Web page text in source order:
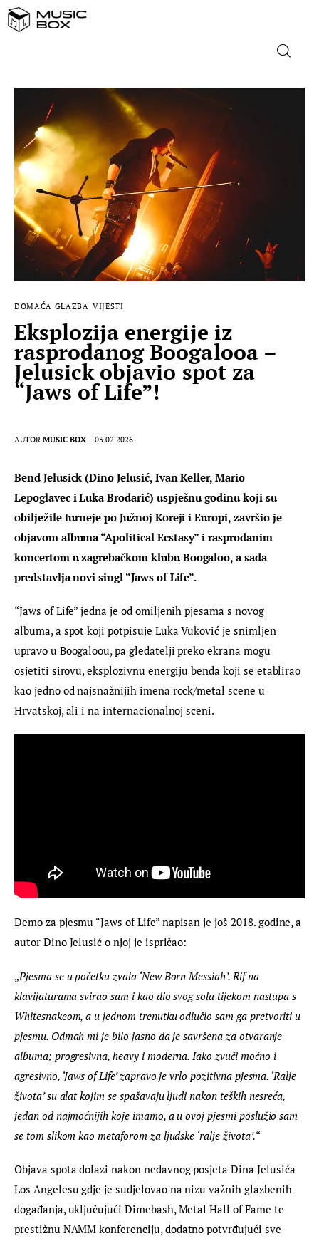
NASLOVNICA
DOMAĆA GLAZBA
STRANA GLAZBA
FILM
MUSIC BOX
DOMAĆA GLAZBA VIJESTI
Eksplozija energije iz
rasprodanog Boogalooa –
Jelusick objavio spot za
“Jaws of Life”!
AUTOR MUSIC BOX 03.02.2026.
Bend Jelusick (Dino Jelusić, Ivan Keller, Mario
Lepoglavec i Luka Brodarić) uspješnu godinu koji su
obilježile turneje po Južnoj Koreji i Europi, završio je
objavom albuma “Apolitical Ecstasy” i rasprodanim
koncertom u zagrebačkom klubu Boogaloo, a sada
predstavlja novi singl “Jaws of Life”.
“Jaws of Life” jedna je od omiljenih pjesama s novog
albuma, a spot koji potpisuje Luka Vuković je snimljen
upravo u Boogaloou, pa gledatelji preko ekrana mogu
osjetiti sirovu, eksplozivnu energiju benda koji se etablirao
kao jedno od najsnažnijih imena rock/metal scene u
Hrvatskoj, ali i na internacionalnoj sceni.
Demo za pjesmu “Jaws of Life” napisan je još 2018. godine, a
autor Dino Jelusić o njoj je ispričao:
„Pjesma se u početku zvala ‘New Born Messiah’. Rif na
klavijaturama svirao sam i kao dio svog sola tijekom nastupa s
Whitesnakeom, a u jednom trenutku odlučio sam ga pretvoriti u
pjesmu. Odmah mi je bilo jasno da je savršena za otvaranje
albuma; progresivna, heavy i moderna. Iako zvuči moćno i
agresivno, ‘Jaws of Life’ zapravo je vrlo pozitivna pjesma. ‘Ralje
života’ su alat kojim se spašavaju ljudi nakon teških nesreća,
jedan od najmoćnijih koje imamo, a u ovoj pjesmi poslužio sam
se tom slikom kao metaforom za ljudske ‘ralje života’.“
Objava spota dolazi nakon nedavnog posjeta Dina Jelusića
Los Angelesu gdje je sudjelovao na nizu važnih glazbenih
događanja, uključujući Dimebash, Metal Hall of Fame te
prestižnu NAMM konferenciju, dodatno potvrđujući sve